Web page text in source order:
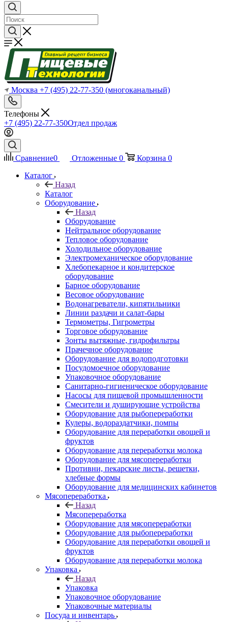
Москва +7 (495) 22-77-350 (многоканальный)
Телефоны
+7 (495) 22-77-350Отдел продаж
Сравнение0 Отложенные 0 Корзина 0
Каталог
Назад
Каталог
Оборудование
Назад
Оборудование
Нейтральное оборудование
Тепловое оборудование
Холодильное оборудование
Электромеханическое оборудование
Хлебопекарное и кондитерское
оборудование
Барное оборудование
Весовое оборудование
Водонагреватели, кипятильники
Линии раздачи и салат-бары
Термометры, Гигрометры
Торговое оборудование
Зонты вытяжные, гидрофильтры
Прачечное оборудование
Оборудование для водоподготовки
Посудомоечное оборудование
Упаковочное оборудование
Санитарно-гигиеническое оборудование
Насосы для пищевой промышленности
Смесители и душирующие устройства
Оборудование для рыбопереработки
Кулеры, водораздатчики, помпы
Оборудование для переработки овощей и
фруктов
Оборудование для переработки молока
Оборудование для мясопереработки
Противни, пекарские листы, решетки,
хлебные формы
Оборудование для медицинских кабинетов
Мясопереработка
Назад
Мясопереработка
Оборудование для мясопереработки
Оборудование для рыбопереработки
Оборудование для переработки овощей и
фруктов
Оборудование для переработки молока
Упаковка
Назад
Упаковка
Упаковочное оборудование
Упаковочные материалы
Посуда и инвентарь